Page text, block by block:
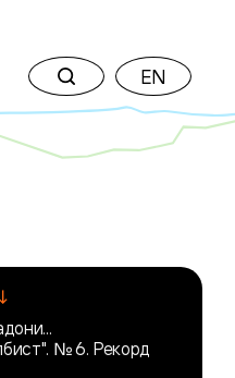
EN
№ 6. Рекорд